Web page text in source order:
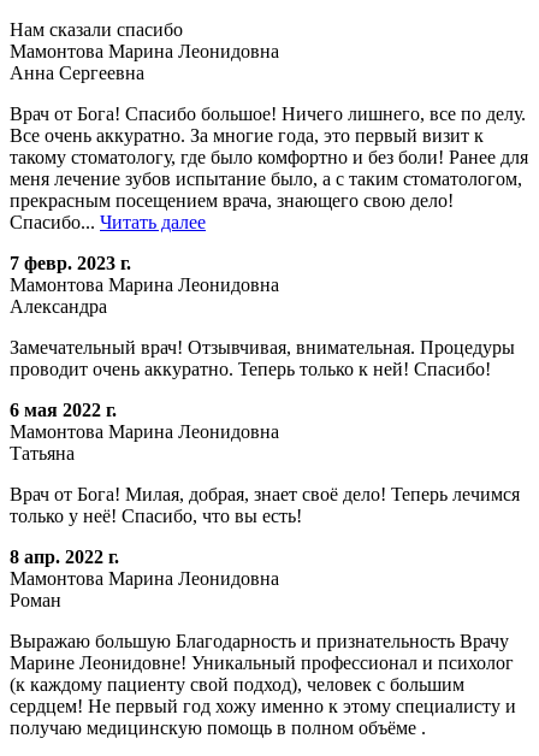
Нам сказали спасибо
Мамонтова Марина Леонидовна
Анна Сергеевна
Врач от Бога! Спасибо большое! Ничего лишнего, все по делу.
Все очень аккуратно. За многие года, это первый визит к
такому стоматологу, где было комфортно и без боли! Ранее для
меня лечение зубов испытание было, а с таким стоматологом,
прекрасным посещением врача, знающего свою дело!
Спасибо... Читать далее
7 февр. 2023 г.
Мамонтова Марина Леонидовна
Александра
Замечательный врач! Отзывчивая, внимательная. Процедуры
проводит очень аккуратно. Теперь только к ней! Спасибо!
6 мая 2022 г.
Мамонтова Марина Леонидовна
Татьяна
Врач от Бога! Милая, добрая, знает своё дело! Теперь лечимся
только у неё! Спасибо, что вы есть!
8 апр. 2022 г.
Мамонтова Марина Леонидовна
Роман
Выражаю большую Благодарность и признательность Врачу
Марине Леонидовне! Уникальный профессионал и психолог
(к каждому пациенту свой подход), человек с большим
сердцем! Не первый год хожу именно к этому специалисту и
получаю медицинскую помощь в полном объёме .